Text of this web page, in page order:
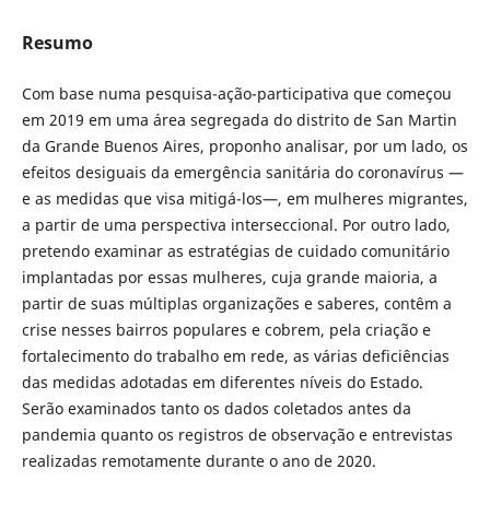
Resumo
Com base numa pesquisa-ação-participativa que começou
em 2019 em uma área segregada do distrito de San Martin
da Grande Buenos Aires, proponho analisar, por um lado, os
efeitos desiguais da emergência sanitária do coronavírus —
e as medidas que visa mitigá-los—, em mulheres migrantes,
a partir de uma perspectiva interseccional. Por outro lado,
pretendo examinar as estratégias de cuidado comunitário
implantadas por essas mulheres, cuja grande maioria, a
partir de suas múltiplas organizações e saberes, contêm a
crise nesses bairros populares e cobrem, pela criação e
fortalecimento do trabalho em rede, as várias deficiências
das medidas adotadas em diferentes níveis do Estado.
Serão examinados tanto os dados coletados antes da
pandemia quanto os registros de observação e entrevistas
realizadas remotamente durante o ano de 2020.